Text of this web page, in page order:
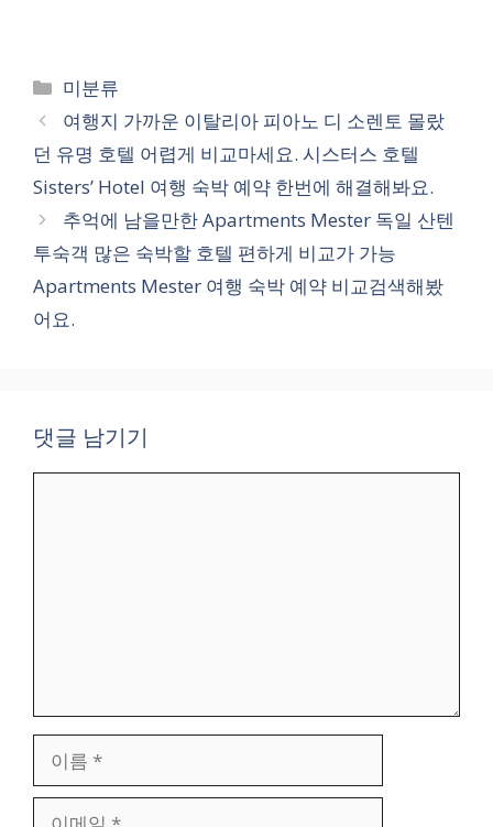
카
테
고
리
미분류
여행지 가까운 이탈리아 피아노 디 소렌토 몰랐
던 유명 호텔 어렵게 비교마세요. 시스터스 호텔
Sisters’ Hotel 여행 숙박 예약 한번에 해결해봐요.
추억에 남을만한 Apartments Mester 독일 산텐
투숙객 많은 숙박할 호텔 편하게 비교가 가능
Apartments Mester 여행 숙박 예약 비교검색해봤
어요.
댓글 남기기